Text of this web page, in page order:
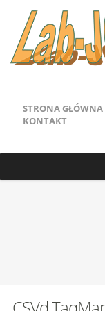
STRONA GŁÓWNA
KONTAKT